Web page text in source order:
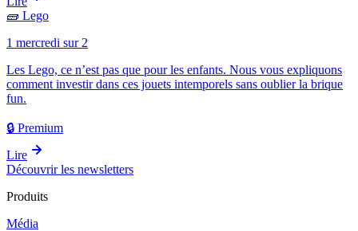
🧱 Lego
1 mercredi sur 2
Les Lego, ce n’est pas que pour les enfants. Nous vous expliquons
comment investir dans ces jouets intemporels sans oublier la brique
fun.
🔒 Premium
Lire
Découvrir les newsletters
Produits
Média